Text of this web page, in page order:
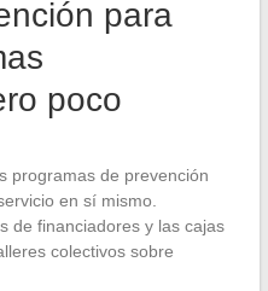
para
poco
programas de prevención
en sí mismo.
de financiadores y las cajas
colectivos sobre